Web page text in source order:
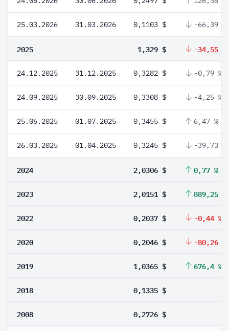
25.03.2026 31.03.2026 0,1103 $ -66,39 %
2025 1,329 $ -34,55 %
24.12.2025 31.12.2025 0,3282 $ -0,79 %
24.09.2025 30.09.2025 0,3308 $ -4,25 %
25.06.2025 01.07.2025 0,3455 $ 6,47 %
26.03.2025 01.04.2025 0,3245 $ -39,73 %
2024 2,0306 $ 0,77 %
2023 2,0151 $ 889,25 %
2022 0,2037 $ -0,44 %
2020 0,2046 $ -80,26 %
2019 1,0365 $ 676,4 %
2018 0,1335 $
2008 0,2726 $